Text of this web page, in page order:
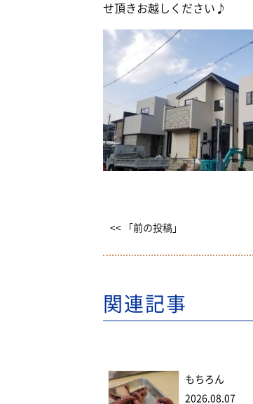
せ頂きお越しください♪
<< 「前の投稿」
関連記事
もちろん
2026.08.07